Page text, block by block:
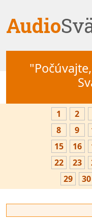
Audio
1 2
8
9
15
16
22
23
29
30